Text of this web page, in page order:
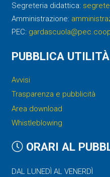
Segreteria didattica:
Amministrazione:
PEC:
PUBBLICA UTILITÀ
Avvisi
Trasparenza e pubblicità
Area download
Whistleblowing
ORARI AL
DAL LUNEDÌ AL VENERDÌ